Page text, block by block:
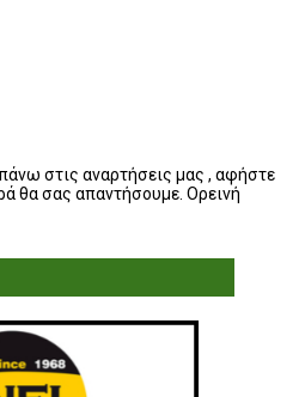
στις αναρτήσεις μας , αφήστε
θα σας απαντήσουμε. Ορεινή